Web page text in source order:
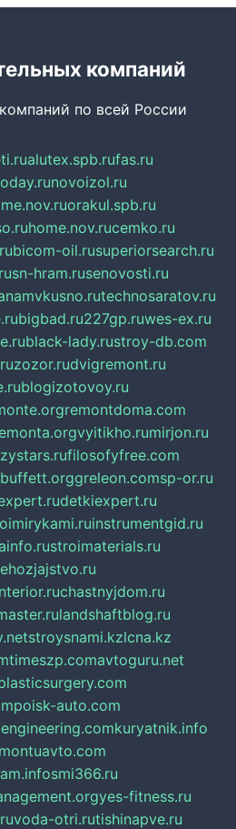
компаний
по всей России
alutex.spb.rufas.ru
novoizol.ru
orakul.spb.ru
home.nov.rucemko.ru
bicom-oil.rusuperiorsearch.ru
sn-hram.rusenovosti.ru
technosaratov.ru
bigbad.ru227gp.ruwes-ex.ru
black-lady.rustroy-db.com
zozor.rudvigremont.ru
blogizotovoy.ru
remontdoma.com
vyitikho.rumirjon.ru
filosofyfree.com
greleon.comsp-or.ru
detkiexpert.ru
instrumentgid.ru
stroimaterials.ru
chastnyjdom.ru
landshaftblog.ru
stroysnami.kzlcna.kz
timeszp.comavtoguru.net
poisk-auto.com
kuryatnik.info
smi366.ru
yes-fitness.ru
voda-otri.rutishinapve.ru